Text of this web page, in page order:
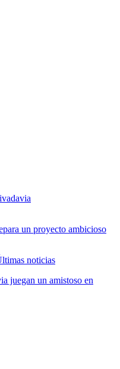
un proyecto ambicioso
noticias
juegan un amistoso en